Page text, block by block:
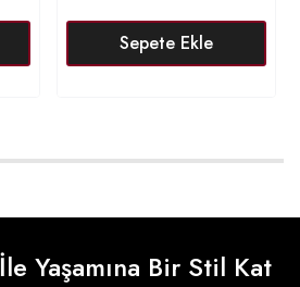
Sepete Ekle
Yaşamına Bir Stil Kat